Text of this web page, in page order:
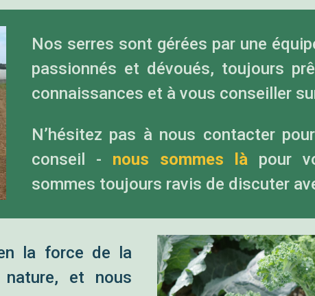
Nos serres sont gérées par une
passionnés et dévoués, toujours
connaissances et à vous conseiller
N’hésitez pas à nous contacter
conseil - nous sommes là
pour
sommes toujours ravis de discuter
la force de la
et nous